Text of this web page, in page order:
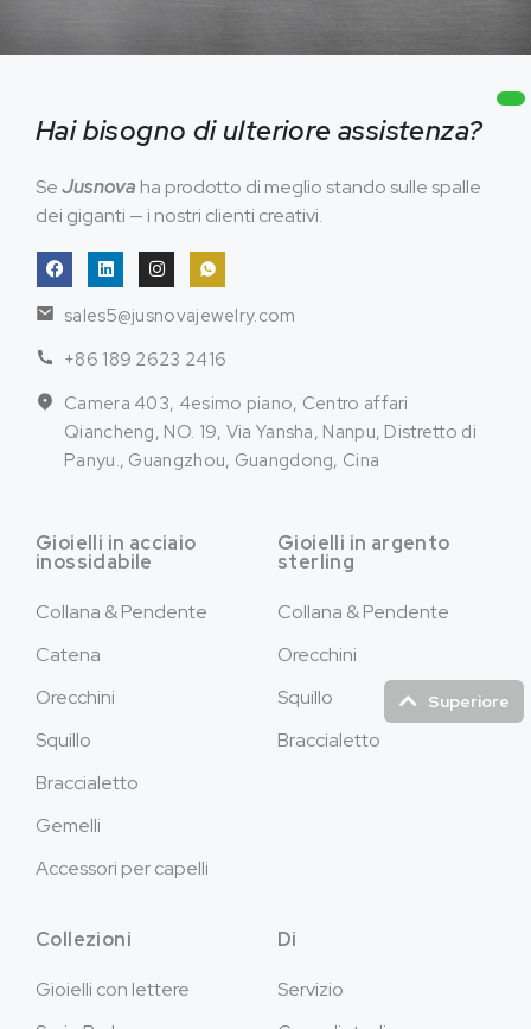
Superiore
Hai bisogno di ulteriore assistenza?
SeJusnova ha prodotto di meglio stando sulle spalle
dei giganti — i nostri clienti creativi.
sales5@jusnovajewelry.com
+86 189 2623 2416
Camera 403, 4esimo piano, Centro affari
Qiancheng, NO. 19, Via Yansha, Nanpu, Distretto di
Panyu., Guangzhou, Guangdong, Cina
Gioielli in acciaio
inossidabile
Collana & Pendente
Catena
Orecchini
Squillo
Braccialetto
Gemelli
Accessori per capelli
Gioielli in argento
sterling
Collana & Pendente
Orecchini
Squillo
Braccialetto
Collezioni
Gioielli con lettere
Di
Servizio